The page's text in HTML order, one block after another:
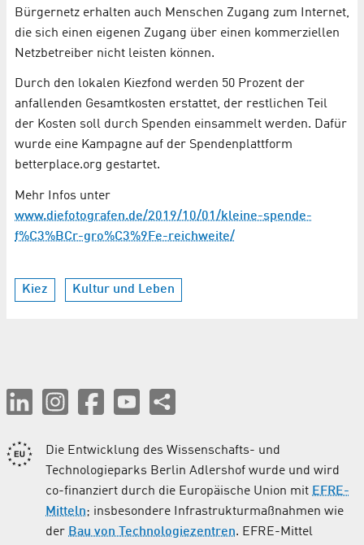
Bürgernetz erhalten auch Menschen Zugang zum Internet,
die sich einen eigenen Zugang über einen kommerziellen
Netzbetreiber nicht leisten können.
Durch den lokalen Kiezfond werden 50 Prozent der
anfallenden Gesamtkosten erstattet, der restlichen Teil
der Kosten soll durch Spenden einsammelt werden. Dafür
wurde eine Kampagne auf der Spendenplattform
betterplace.org gestartet.
Mehr Infos unter
www.diefotografen.de/2019/10/01/kleine-spende-
f%C3%BCr-gro%C3%9Fe-reichweite/
Kiez Kultur und Leben
Die Entwicklung des Wissenschafts- und
Technologieparks Berlin Adlershof wurde und wird
co-finanziert durch die Europäische Union mit EFRE-
Mitteln; insbesondere Infrastrukturmaßnahmen wie
der Bau von Technologiezentren. EFRE-Mittel